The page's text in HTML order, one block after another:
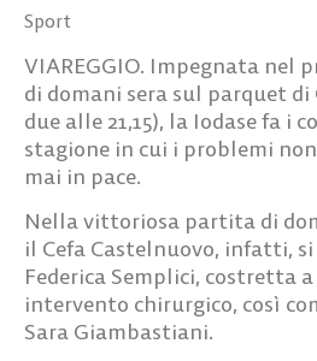
Sport
VIAREGGIO. Impegnata nel
di domani sera sul parquet
due alle 21,15), la Iodase fa i
stagione in cui i problemi
mai in pace.
Nella vittoriosa partita di
il Cefa Castelnuovo, infatti,
Federica Semplici, costretta
intervento chirurgico, così
Sara Giambastiani.